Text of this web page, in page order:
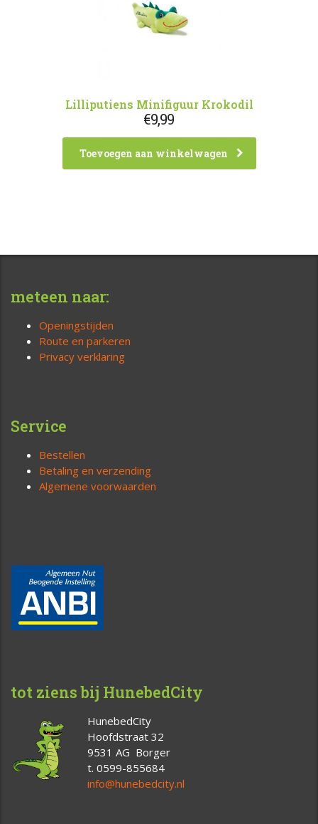
Lilliputiens Minifiguur Krokodil
€9,99
Toevoegen aan winkelwagen
meteen naar:
Openingstijden
Route en parkeren
Privacy verklaring
Service
Bestellen
Betaling en verzending
Algemene voorwaarden
tot ziens bij HunebedCity
HunebedCity
Hoofdstraat 32
9531 AG Borger
t. 0599-855684
info@hunebedcity.nl